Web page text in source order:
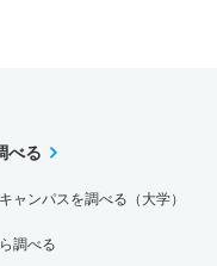
べる
ャンパスを調べる（大学）
調べる